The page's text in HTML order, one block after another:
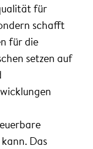
für
schafft
für die
setzen auf
Das